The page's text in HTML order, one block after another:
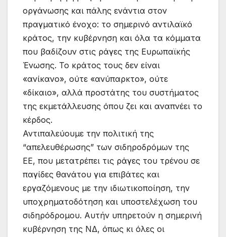
οργάνωσης και πάλης ενάντια στον
πραγματικό ένοχο: το σημερινό αντιλαϊκό
κράτος, την κυβέρνηση και όλα τα κόμματα
που βαδίζουν στις ράγες της Ευρωπαϊκής
Ένωσης. Το κράτος τους δεν είναι
«ανίκανο», ούτε «ανύπαρκτο», ούτε
«δίκαιο», αλλά προστάτης του συστήματος
της εκμετάλλευσης όπου ζει και αναπνέει το
κέρδος.
Αντιπαλεύουμε την πολιτική της
“απελευθέρωσης” των σιδηροδρόμων της
ΕΕ, που μετατρέπει τις ράγες του τρένου σε
παγίδες θανάτου για επιβάτες και
εργαζόμενους με την ιδιωτικοποίηση, την
υποχρηματοδότηση και υποστελέχωση του
σιδηρόδρομου. Αυτήν υπηρετούν η σημερινή
κυβέρνηση της ΝΔ, όπως κι όλες οι